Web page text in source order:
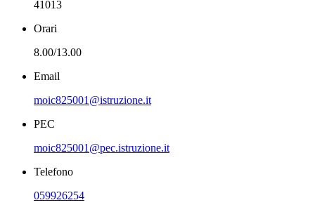
41013
Orari
8.00/13.00
Email
moic825001@istruzione.it
PEC
moic825001@pec.istruzione.it
Telefono
059926254